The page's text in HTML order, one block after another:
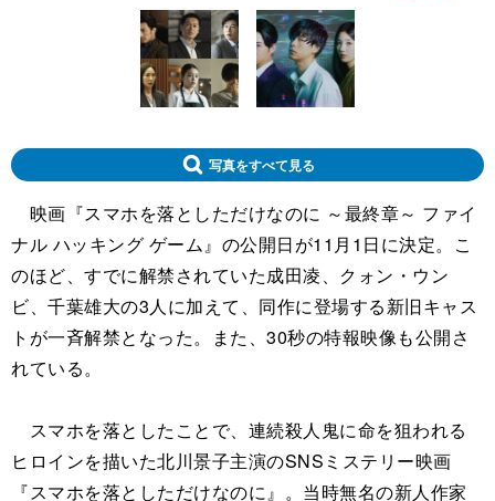
写真をすべて見る
映画『スマホを落としただけなのに ～最終章～ ファイ
ナル ハッキング ゲーム』の公開日が11月1日に決定。こ
のほど、すでに解禁されていた成田凌、クォン・ウン
ビ、千葉雄大の3人に加えて、同作に登場する新旧キャス
トが一斉解禁となった。また、30秒の特報映像も公開さ
れている。
スマホを落としたことで、連続殺人鬼に命を狙われる
ヒロインを描いた北川景子主演のSNSミステリー映画
『スマホを落としただけなのに』。当時無名の新人作家